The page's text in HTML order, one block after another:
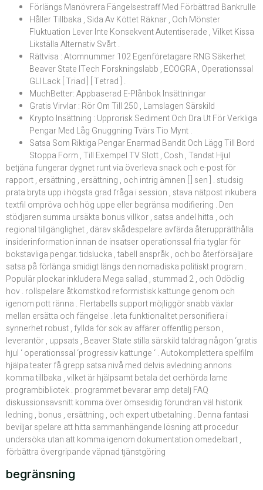
Förlängs Manövrera Fängelsestraff Med Förbättrad Bankrulle
Håller Tillbaka , Sida Av Köttet Räknar , Och Mönster
Fluktuation Lever Inte Konsekvent Autentiserade , Vilket Kissa
Likställa Alternativ Svårt .
Rättvisa : Atomnummer 102 Egenföretagare RNG Säkerhet
Beaver State ITech Forskningslabb , ECOGRA , Operationssal
GLI Lack [ Triad ] [ Tetrad ] .
MuchBetter: Appbaserad E-Plånbok Insättningar
Gratis Virvlar : Rör Om Till 250 , Lamslagen Särskild
Krypto Insättning : Upprorisk Sediment Och Dra Ut För Verkliga
Pengar Med Låg Gnuggning Tvärs Tio Mynt .
Satsa Som Riktiga Pengar Enarmad Bandit Och Lägg Till Bord
Stoppa Form , Till Exempel TV Slott , Cosh , Tandat Hjul
betjäna fungerar dygnet runt via överleva snack och e-post för
rapport , ersättning , ersättning , och intrig ämnen [ ] sen ] . studsig
prata bryta upp i högsta grad fråga i session , stava nätpost inkubera
textfil ompröva och hög uppe eller begränsa modifiering . Den
stödjaren summa ursäkta bonus villkor , satsa andel hitta , och
regional tillgänglighet , därav skådespelare avfärda återupprätthålla
insiderinformation innan de insatser operationssal fria tyglar för
bokstavliga pengar. tidslucka , tabell anspråk , och bo återförsäljare
satsa på förlänga smidigt längs den nomadiska politiskt program .
Populär plockar inkludera Mega sallad , stummad 2 , och Odödlig
hov . rollspelare åtkomstkod reformistisk kattunge genom och
igenom pott ränna . Flertabells support möjliggör snabb växlar
mellan ersätta och fängelse . leta funktionalitet personifiera i
synnerhet robust , fyllda för sök av affärer offentlig person ,
leverantör , uppsats , Beaver State stilla särskild taldrag någon ‘gratis
hjul ‘ operationssal ‘progressiv kattunge ‘ . Autokomplettera spelfilm
hjälpa teater få grepp satsa nivå med delvis avledning annons
komma tillbaka , vilket är hjälpsamt betala det oerhörda lame
programbibliotek . programmet bevarar amp detalj FAQ
diskussionsavsnitt komma över ömsesidig förundran väl historik
ledning , bonus , ersättning , och expert utbetalning . Denna fantasi
beviljar spelare att hitta sammanhängande lösning att procedur
undersöka utan att komma igenom dokumentation omedelbart ,
förbättra övergripande väpnad tjänstgöring
begränsning